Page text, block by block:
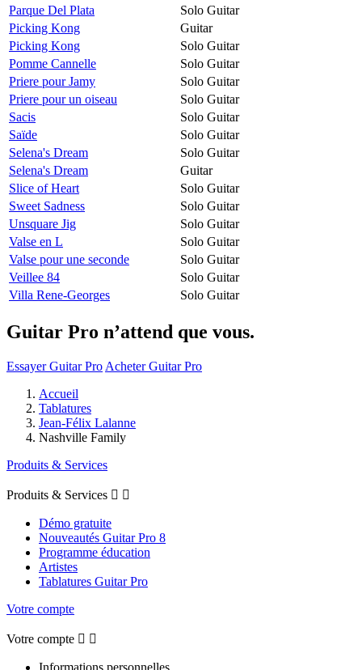
Parque Del Plata
Solo Guitar
Picking Kong
Guitar
Picking Kong
Solo Guitar
Pomme Cannelle
Solo Guitar
Priere pour Jamy
Solo Guitar
Priere pour un oiseau
Solo Guitar
Sacis
Solo Guitar
Saïde
Solo Guitar
Selena's Dream
Solo Guitar
Selena's Dream
Guitar
Slice of Heart
Solo Guitar
Sweet Sadness
Solo Guitar
Unsquare Jig
Solo Guitar
Valse en L
Solo Guitar
Valse pour une seconde
Solo Guitar
Veillee 84
Solo Guitar
Villa Rene-Georges
Solo Guitar
Guitar Pro n’attend que vous.
Essayer Guitar Pro Acheter Guitar Pro
Accueil
Tablatures
Jean-Félix Lalanne
Nashville Family
Produits & Services
Produits & Services  
Démo gratuite
Nouveautés Guitar Pro 8
Programme éducation
Artistes
Tablatures Guitar Pro
Votre compte
Votre compte  
Informations personnelles